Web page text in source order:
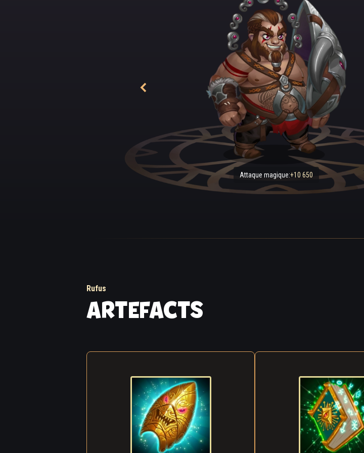
d’un jeune homme svelte. « C’est un vrai plaisir de te
je suis marchand d’âmes. » Les yeux luisants de l’étranger
rusé tandis qu’il fixait avec avidité l’homme rondouillard.
« Vous... qu’est-ce que... qui êtes-vous ? Comment êtes-
avalant sa bouchée et tendit la main vers la bouteille la plus
bouée de sauvetage. « Et que voulez-vous de moi ? »
« Je suis ici pour te proposer le marché de ta vie, Rufus. Tu
tout ce que ton cœur désire. Et en retour, je ne te demande
que tu n’utilises pas et dont tu n’as manifestement pas
que ça aura disparu... »
« Sors d’ici, démon ! » Rufus grogna, essayant de prendre
signe de la tête pour indiquer la porte.
« Écoute, mon ami. Je suis le seul au monde à penser que
donner quelque chose pour elle. Personne d’autre n’y
« Il n’a peut-être pas tort », réfléchit Rufus. « Mais cet
« Tu devras boire et ne pas être ivre avant moi », dit Rufus
tu gagnes, tu auras mon âme. Si tu perds, tu deviendras mon
descendit au sous-sol pour s’approvisionner, et le concours
La nuit était déjà tombée lorsque Rufus, qui avait encore
démon complètement ivre dans le monde des vivants. Les
regardaient autour de lui, essayant confusément de
contre une violente envie de vomir. Au-dessus de lui se
gros concurrent, qui se délectait de sa victoire.
Attaque magique:+10 650
Rufus
ARTEFACTS